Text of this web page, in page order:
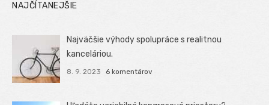
NAJČÍTANEJŠIE
Najväčšie výhody spolupráce s realitnou
kanceláriou.
8. 9. 2023 6 komentárov